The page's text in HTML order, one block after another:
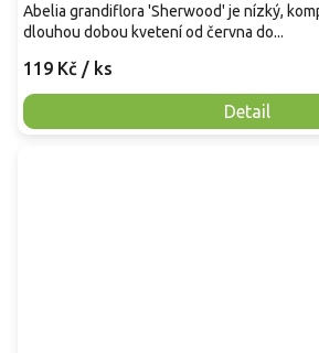
119 Kč / ks
Detail
Abelia grandiflora 'Sherwood' je nízký,
dlouhou dobou kvetení od června do...